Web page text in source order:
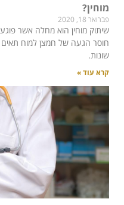
מוחין?
פברואר 18, 2020
שיתוק מוחין הוא מחלה אשר
חוסר הגעה של חמצן למוח תאים
שונות.
קרא עוד »